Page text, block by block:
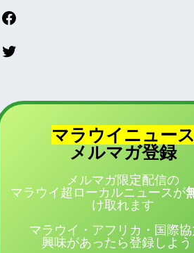
マラウイニュース
メルマガ登録
メルマガ限定配信の
マラウイ超ローカルニュースが
け取れます
マラウイ・アフリカ・国際協
興味があったら登録しよう